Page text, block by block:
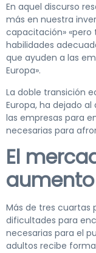
En aquel discurso
más en nuestra
capacitación»
habilidades
que ayuden a las
Europa».
La doble transición
Europa, ha dejado
las empresas para
necesarias para
El
Más de tres cuartas
dificultades para
necesarias para el
adultos recibe